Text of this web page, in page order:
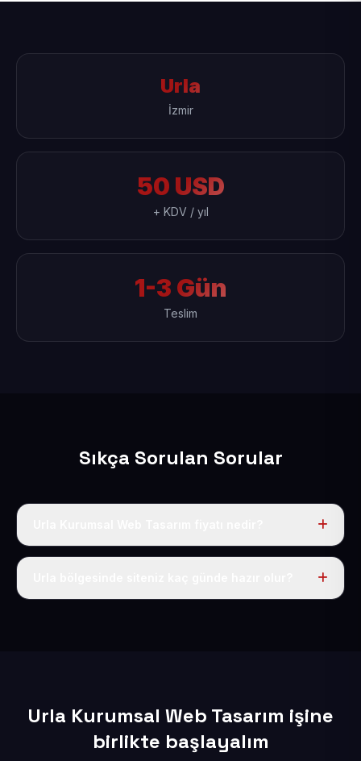
Urla
İzmir
50 USD
+ KDV / yıl
1-3 Gün
Teslim
Sıkça Sorulan Sorular
Tek fiyat uygulanır: yıllık 50 USD + KDV. Bu bedele alan
Urla Kurumsal Web Tasarım işine
birlikte başlayalım